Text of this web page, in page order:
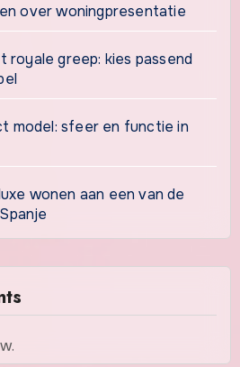
over woningpresentatie
royale greep: kies passend
model: sfeer en functie in
wonen aan een van de